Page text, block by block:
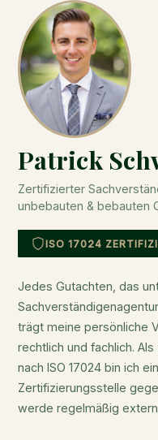
Patrick
Zertifizierter
unbebauten & bebauten
ISO 17024
Jedes Gutachten, das
trägt meine persönliche
rechtlich und fachlich.
nach ISO 17024 bin ich
Zertifizierungsstelle
werde regelmäßig